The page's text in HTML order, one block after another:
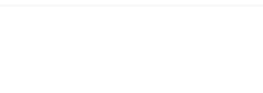
Московская область (Подмосковье) Россия